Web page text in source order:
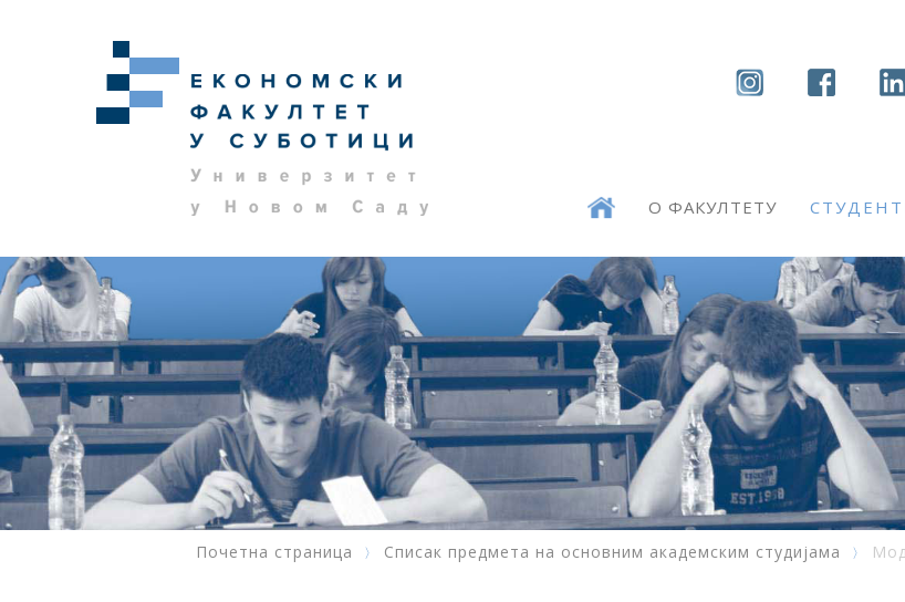
О ФАКУЛТЕТУ
Почетна страница Списак предмета на основним академским студијама